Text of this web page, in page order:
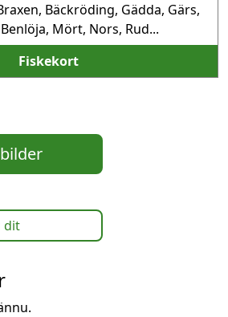
Bäckröding, Gädda, Gärs,
Mört, Nors, Rud...
Fiskekort
dit